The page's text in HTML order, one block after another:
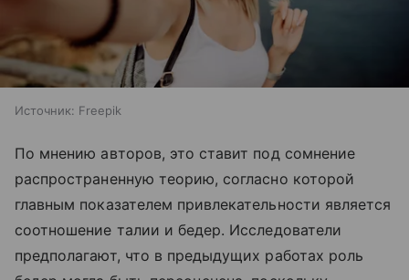
Источник: Freepik
По мнению авторов, это ставит под сомнение
распространенную теорию, согласно которой
главным показателем привлекательности является
соотношение талии и бедер. Исследователи
предполагают, что в предыдущих работах роль